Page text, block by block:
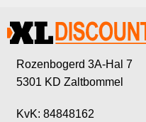
Rozenbogerd 3A-Hal 7
5301 KD Zaltbommel
KvK: 84848162